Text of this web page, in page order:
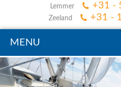
Lemmer +31 -
Zeeland +31 -
MENU